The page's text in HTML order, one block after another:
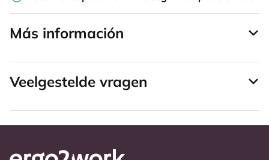
Más información
Veelgestelde vragen